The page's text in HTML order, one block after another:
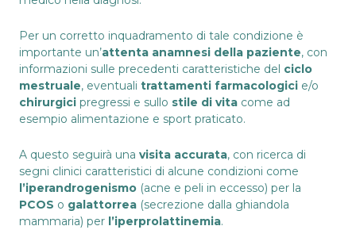
Per un corretto inquadramento di tale condizione è
importante un’attenta anamnesi della paziente, con
informazioni sulle precedenti caratteristiche del ciclo
mestruale, eventuali trattamenti farmacologici e/o
chirurgici pregressi e sullo stile di vita come ad
esempio alimentazione e sport praticato.
A questo seguirà una visita accurata, con ricerca di
segni clinici caratteristici di alcune condizioni come
l’iperandrogenismo (acne e peli in eccesso) per la
PCOS o galattorrea (secrezione dalla ghiandola
mammaria) per l’iperprolattinemia.